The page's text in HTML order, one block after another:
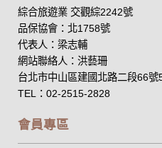
設備的 IP 位址、使用時間、使
錄等，做為我們增進網站服務
用，決不對外公布。
為提供精確的服務，我們會將
分析，分析結果之統計數據或
外，我們會視需要公佈統計數
人之資料。
的個人資料揭露予第三人或使
在您於本網站註冊帳號、使用
綜合旅遊業 交觀綜2242號
品保協會：北1758號
代表人：梁志輔
網站聯絡人：洪藝珊
台北市中山區建國北路二段66號
TEL：02-2515-2828
會員專區